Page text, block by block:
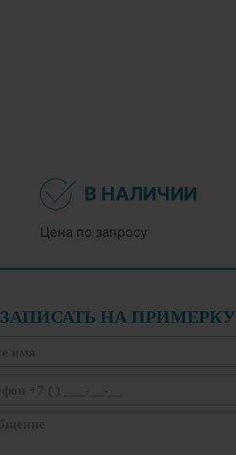
В НАЛИЧИИ
Цена по запросу
ЗАПИСАТЬ НА ПРИМЕРКУ